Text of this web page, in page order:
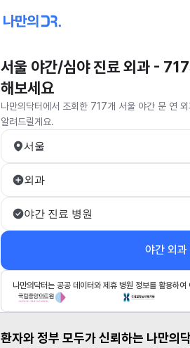
서울 야간/심야 진료 외과 -
해보세요
나만의닥터에서 조회한 717개 서울 야간 문 연
알려드릴게요.
서울
외과
야간 진료 병원
야간 외과
나만의닥터는 공공 데이터와 제휴 병원 정보를 활용하
환자와 정부 모두가 신뢰하는 나만의